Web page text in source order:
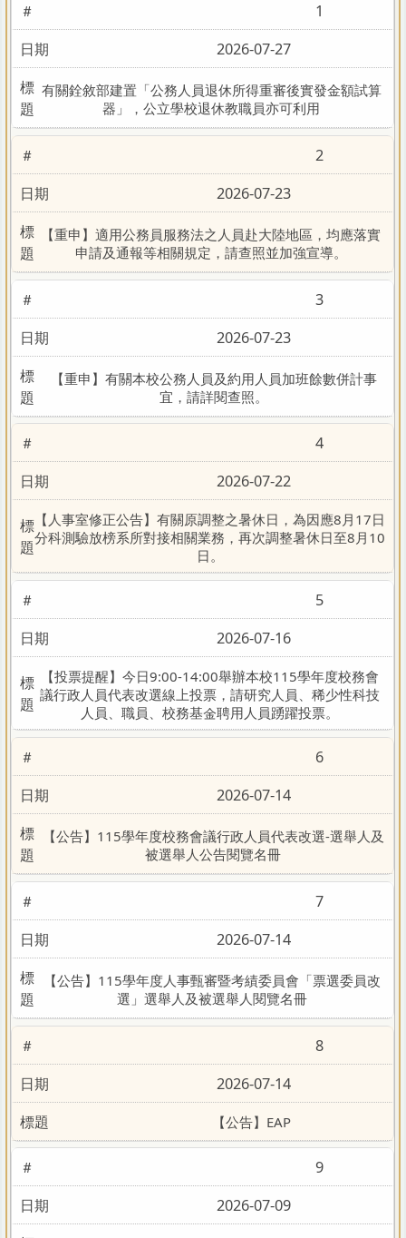
校申評會專區
1
2026-07-27
有關銓敘部建置「公務人員退休所得重審後實發金額試算
器」，公立學校退休教職員亦可利用
2
2026-07-23
【重申】適用公務員服務法之人員赴大陸地區，均應落實
申請及通報等相關規定，請查照並加強宣導。
3
2026-07-23
【重申】有關本校公務人員及約用人員加班餘數併計事
宜，請詳閱查照。
4
2026-07-22
【人事室修正公告】有關原調整之暑休日，為因應8月17日
分科測驗放榜系所對接相關業務，再次調整暑休日至8月10
日。
5
2026-07-16
【投票提醒】今日9:00-14:00舉辦本校115學年度校務會
議行政人員代表改選線上投票，請研究人員、稀少性科技
人員、職員、校務基金聘用人員踴躍投票。
6
2026-07-14
【公告】115學年度校務會議行政人員代表改選-選舉人及
被選舉人公告閱覽名冊
7
2026-07-14
【公告】115學年度人事甄審暨考績委員會「票選委員改
選」選舉人及被選舉人閱覽名冊
8
2026-07-14
【公告】EAP
9
2026-07-09